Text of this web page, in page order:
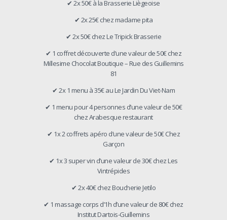
✔ 2x 50€ à la Brasserie Liègeoise
✔ 2x 25€ chez madame pita
✔ 2x 50€ chez Le Tripick Brasserie
✔ 1 coffret découverte d’une valeur de 50€ chez
Millesime Chocolat Boutique – Rue des Guillemins
81
✔ 2x 1 menu à 35€ au Le Jardin Du Viet-Nam
✔ 1 menu pour 4 personnes d’une valeur de 50€
chez Arabesque restaurant
✔ 1x 2 coffrets apéro d’une valeur de 50€ Chez
Garçon
✔ 1x 3 super vin d’une valeur de 30€ chez Les
Vintrépides
✔ 2x 40€ chez Boucherie Jetilo
✔ 1 massage corps d’1h d’une valeur de 80€ chez
Institut Dartois-Guillemins